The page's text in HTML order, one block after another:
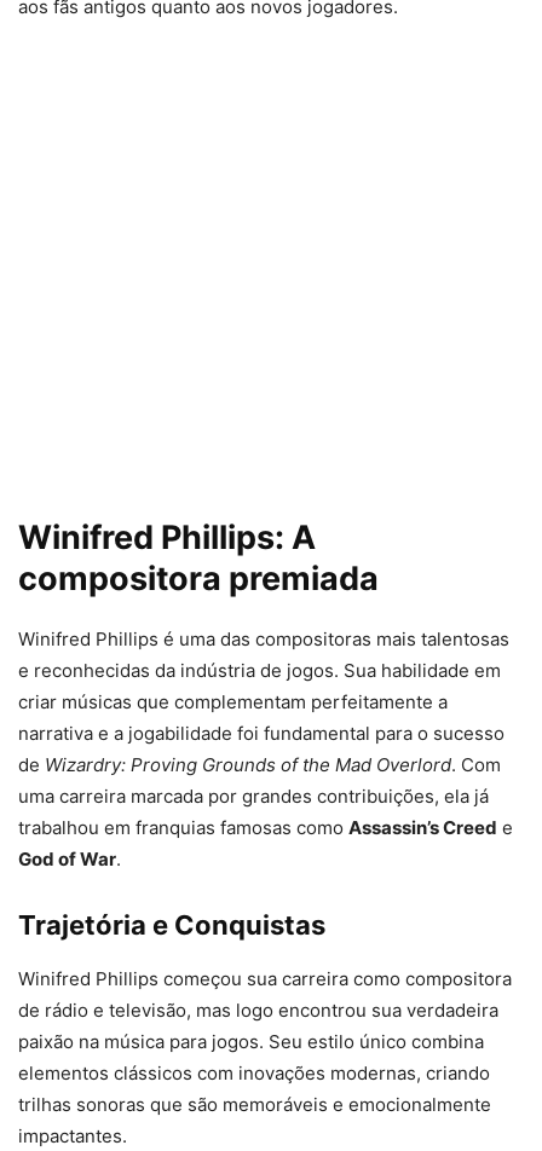
aos fãs antigos quanto aos novos jogadores.
Winifred Phillips: A
compositora premiada
Winifred Phillips é uma das compositoras mais talentosas
e reconhecidas da indústria de jogos. Sua habilidade em
criar músicas que complementam perfeitamente a
narrativa e a jogabilidade foi fundamental para o sucesso
de Wizardry: Proving Grounds of the Mad Overlord. Com
uma carreira marcada por grandes contribuições, ela já
trabalhou em franquias famosas como Assassin’s Creed e
God of War.
Trajetória e Conquistas
Winifred Phillips começou sua carreira como compositora
de rádio e televisão, mas logo encontrou sua verdadeira
paixão na música para jogos. Seu estilo único combina
elementos clássicos com inovações modernas, criando
trilhas sonoras que são memoráveis e emocionalmente
impactantes.